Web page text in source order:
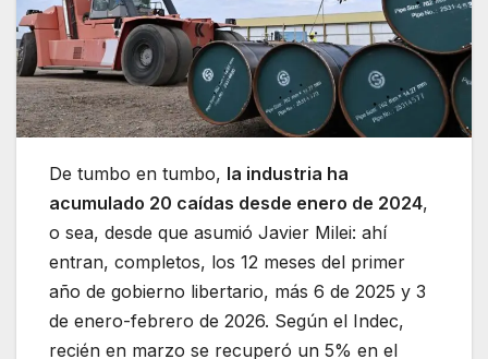
De tumbo en tumbo, la industria ha
acumulado 20 caídas desde enero de 2024,
o sea, desde que asumió Javier Milei: ahí
entran, completos, los 12 meses del primer
año de gobierno libertario, más 6 de 2025 y 3
de enero-febrero de 2026. Según el Indec,
recién en marzo se recuperó un 5% en el